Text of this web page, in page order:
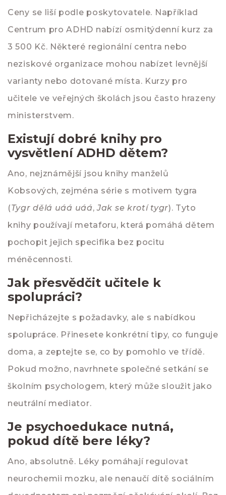
Ceny se liší podle poskytovatele. Například
Centrum pro ADHD nabízí osmitýdenní kurz za
3 500 Kč. Některé regionální centra nebo
neziskové organizace mohou nabízet levnější
varianty nebo dotované místa. Kurzy pro
učitele ve veřejných školách jsou často hrazeny
ministerstvem.
Existují dobré knihy pro
vysvětlení ADHD dětem?
Ano, nejznámější jsou knihy manželů
Kobsových, zejména série s motivem tygra
(Tygr dělá uáá uáá,Jak se krotí tygr). Tyto
knihy používají metaforu, která pomáhá dětem
pochopit jejich specifika bez pocitu
méněcennosti.
Jak přesvědčit učitele k
spolupráci?
Nepřicházejte s požadavky, ale s nabídkou
spolupráce. Přinesete konkrétní tipy, co funguje
doma, a zeptejte se, co by pomohlo ve třídě.
Pokud možno, navrhnete společné setkání se
školním psychologem, který může sloužit jako
neutrální mediator.
Je psychoedukace nutná,
pokud dítě bere léky?
Ano, absolutně. Léky pomáhají regulovat
neurochemii mozku, ale nenaučí dítě sociálním